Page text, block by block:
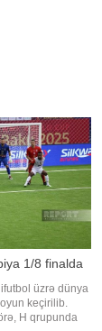
1/8 finalda
üzrə dünya
keçirilib.
H qrupunda